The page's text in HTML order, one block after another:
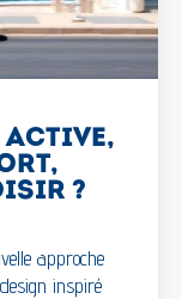
ACTIVE,
?
approche
inspiré